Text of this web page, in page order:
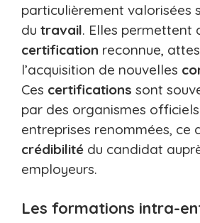
particulièrement valorisées
du travail. Elles permettent
certification reconnue,
l’acquisition de nouvelles
Ces certifications sont
par des organismes
entreprises renommées, ce
crédibilité du candidat
employeurs.
Les formations intra-